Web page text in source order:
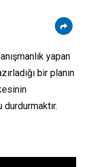
yapan
bir planın